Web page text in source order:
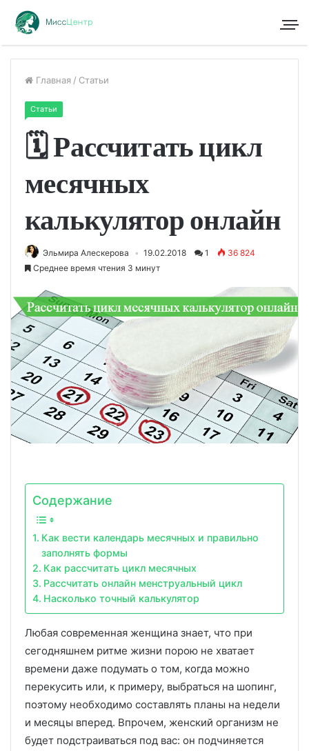
Главная / Статьи
Статьи
🗓 Рассчитать цикл
месячных
калькулятор онлайн
Эльмира Алескерова 19.02.2018 1
36 824
Среднее время чтения 3 минут
Содержание
Как вести календарь месячных и правильно
заполнять формы
Как рассчитать цикл месячных
Рассчитать онлайн менструальный цикл
Насколько точный калькулятор
Любая современная женщина знает, что при
сегодняшнем ритме жизни порою не хватает
времени даже подумать о том, когда можно
перекусить или, к примеру, выбраться на шопинг,
поэтому необходимо составлять планы на недели
и месяцы вперед. Впрочем, женский организм не
будет подстраиваться под вас: он подчиняется